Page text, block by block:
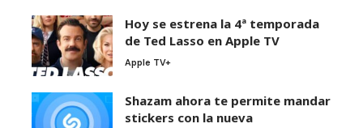
Hoy se estrena la 4ª temporada
de Ted Lasso en Apple TV
Apple TV+
Shazam ahora te permite mandar
stickers con la nueva